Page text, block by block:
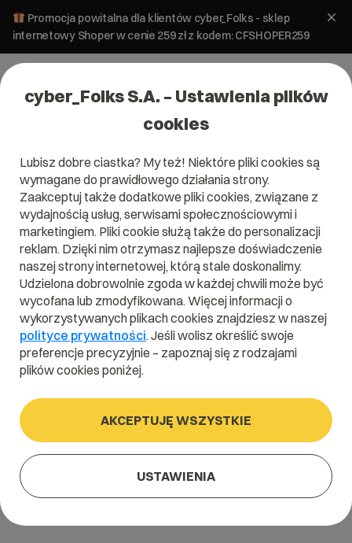
Promocja powitalna dla klientów cyber_Folks - sklep
internetowy Shoper w cenie 259 zł z kodem: CFSHOPER259
Domena .tourism.pl
Domena .tourism.pl
.tourism.pl
Szukaj
cyber_Folks S.A. – Ustawienia plików
cookies
Lubisz dobre ciastka? My też! Niektóre pliki cookies są
wymagane do prawidłowego działania strony.
Zaakceptuj także dodatkowe pliki cookies, związane z
wydajnością usług, serwisami społecznościowymi i
marketingiem. Pliki cookie służą także do personalizacji
reklam. Dzięki nim otrzymasz najlepsze doświadczenie
naszej strony internetowej, którą stale doskonalimy.
Udzielona dobrowolnie zgoda w każdej chwili może być
wycofana lub zmodyfikowana. Więcej informacji o
wykorzystywanych plikach cookies znajdziesz w naszej
polityce prywatności. Jeśli wolisz określić swoje
preferencje precyzyjnie – zapoznaj się z rodzajami
plików cookies poniżej.
AKCEPTUJĘ WSZYSTKIE
USTAWIENIA